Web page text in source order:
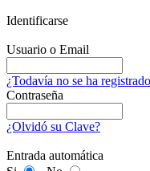
Identificarse
Usuario o Email
¿Todavía no se ha
Contraseña
¿Olvidó su Clave?
Entrada automática